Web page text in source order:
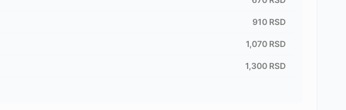
910 RSD
1,070 RSD
1,300 RSD